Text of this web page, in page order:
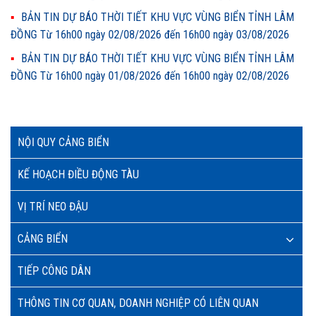
NỘI QUY CẢNG BIỂN
KẾ HOẠCH ĐIỀU ĐỘNG TÀU
VỊ TRÍ NEO ĐẬU
CẢNG BIỂN
TIẾP CÔNG DÂN
THÔNG TIN CƠ QUAN, DOANH NGHIỆP CÓ LIÊN QUAN
BẢN TIN DỰ BÁO THỜI TIẾT KHU VỰC VÙNG BIỂN TỈNH LÂM
ĐỒNG Từ 16h00 ngày 02/08/2026 đến 16h00 ngày 03/08/2026
BẢN TIN DỰ BÁO THỜI TIẾT KHU VỰC VÙNG BIỂN TỈNH LÂM
ĐỒNG Từ 16h00 ngày 01/08/2026 đến 16h00 ngày 02/08/2026